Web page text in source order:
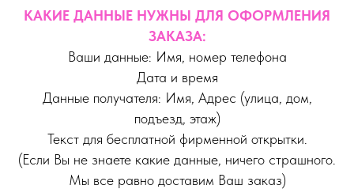
КАКИЕ ДАННЫЕ НУЖНЫ ДЛЯ ОФОРМЛЕНИЯ
ЗАКАЗА:
Ваши данные: Имя, номер телефона
Дата и время
Данные получателя: Имя, Адрес (улица, дом,
подъезд, этаж)
Текст для бесплатной фирменной открытки.
(Если Вы не знаете какие данные, ничего страшного.
Мы все равно доставим Ваш заказ)